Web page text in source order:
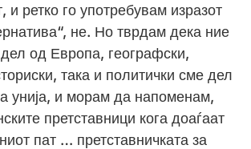
и ретко го употребувам изразот
не. Но тврдам дека ние
од Европа, географски,
така и политички сме дел
унија, и морам да напоменам,
претставници кога доаѓаат
пат … претставничката за